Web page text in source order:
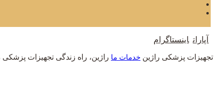
آپارات اینستاگرام
تجهیزات پزشکی راژین خدمات ما راژین، راه زندگی تجهیزات پزشکی